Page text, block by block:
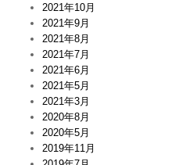
2021年10月
2021年9月
2021年8月
2021年7月
2021年6月
2021年5月
2021年3月
2020年8月
2020年5月
2019年11月